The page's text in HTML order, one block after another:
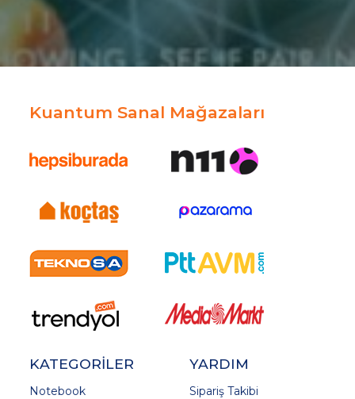
Kuantum Sanal Mağazaları
KATEGORİLER
Notebook
YARDIM
Sipariş Takibi